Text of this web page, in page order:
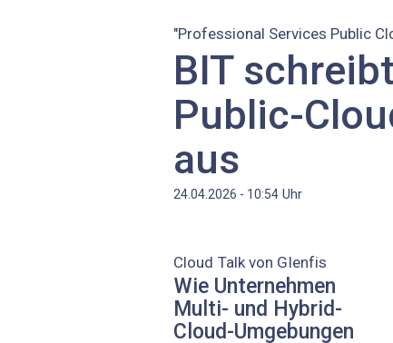
"Professional Services Public
BIT
Public-
aus
24.04.2026 - 10:54 Uhr
Cloud Talk von Glenfis
Wie Unternehmen
Multi- und Hybrid-
Cloud-Umgebungen